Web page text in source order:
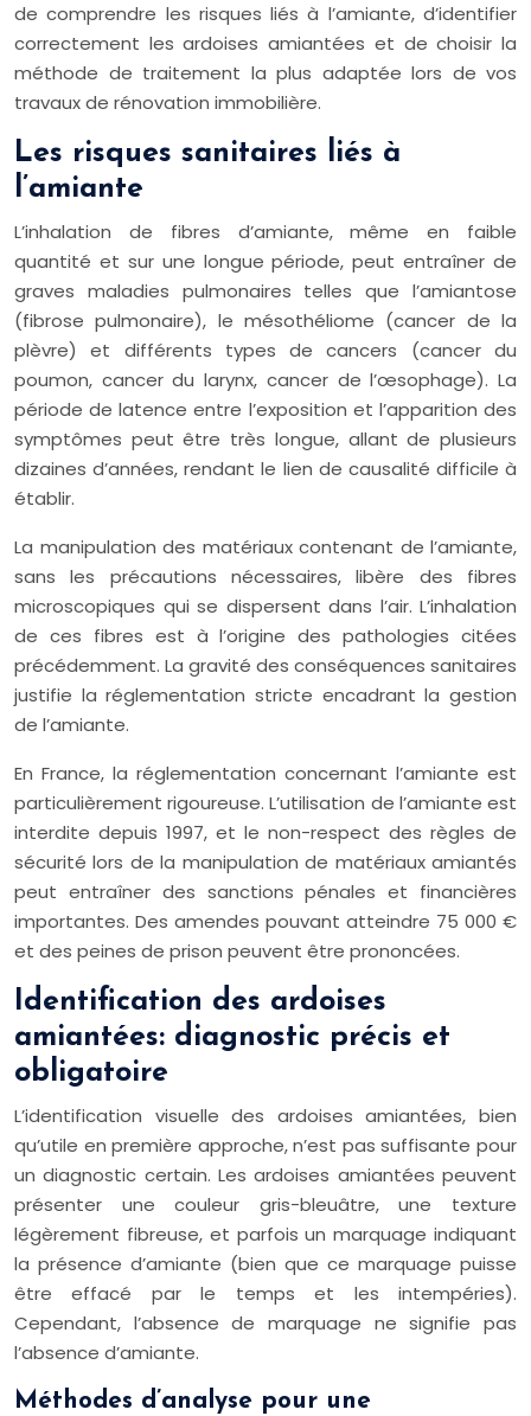
de comprendre les risques liés à l’amiante, d’identifier
correctement les ardoises amiantées et de choisir la
méthode de traitement la plus adaptée lors de vos
travaux de rénovation immobilière.
Les risques sanitaires liés à
l’amiante
L’inhalation de fibres d’amiante, même en faible
quantité et sur une longue période, peut entraîner de
graves maladies pulmonaires telles que l’amiantose
(fibrose pulmonaire), le mésothéliome (cancer de la
plèvre) et différents types de cancers (cancer du
poumon, cancer du larynx, cancer de l’œsophage). La
période de latence entre l’exposition et l’apparition des
symptômes peut être très longue, allant de plusieurs
dizaines d’années, rendant le lien de causalité difficile à
établir.
La manipulation des matériaux contenant de l’amiante,
sans les précautions nécessaires, libère des fibres
microscopiques qui se dispersent dans l’air. L’inhalation
de ces fibres est à l’origine des pathologies citées
précédemment. La gravité des conséquences sanitaires
justifie la réglementation stricte encadrant la gestion
de l’amiante.
En France, la réglementation concernant l’amiante est
particulièrement rigoureuse. L’utilisation de l’amiante est
interdite depuis 1997, et le non-respect des règles de
sécurité lors de la manipulation de matériaux amiantés
peut entraîner des sanctions pénales et financières
importantes. Des amendes pouvant atteindre 75 000 €
et des peines de prison peuvent être prononcées.
Identification des ardoises
amiantées: diagnostic précis et
obligatoire
L’identification visuelle des ardoises amiantées, bien
qu’utile en première approche, n’est pas suffisante pour
un diagnostic certain. Les ardoises amiantées peuvent
présenter une couleur gris-bleuâtre, une texture
légèrement fibreuse, et parfois un marquage indiquant
la présence d’amiante (bien que ce marquage puisse
être effacé par le temps et les intempéries).
Cependant, l’absence de marquage ne signifie pas
l’absence d’amiante.
Méthodes d’analyse pour une